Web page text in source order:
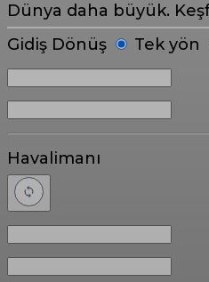
Dünya daha büyük.
Gidiş Dönüş
Tek yön
Havalimanı